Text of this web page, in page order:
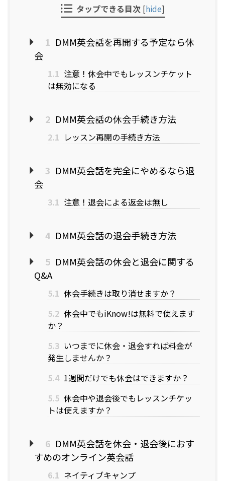
タップできる目次 [hide]
1 DMM英会話を再開する予定なら休
会
1.1 注意！休会中でもレッスンチケット
は無効になる
2 DMM英会話の休会手続き方法
2.1 レッスン再開の手続き方法
3 DMM英会話を完全にやめるなら退
会
3.1 注意！退会による返金は無し
4 DMM英会話の退会手続き方法
5 DMM英会話の休会と退会に関する
Q&A
5.1 休会手続きは取り消せますか？
5.2 休会中でもiKnow!は無料で使えます
か？
5.3 いつまでに休会・退会すれば料金が
発生しませんか？
5.4 1週間だけでも休会はできますか？
5.5 休会中や退会後でもレッスンチケッ
トは使えますか？
6 DMM英会話を休会・退会後におす
すめのオンライン英会話
6.1 ネイティブキャンプ